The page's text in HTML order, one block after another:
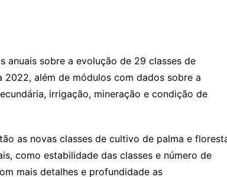
anuais sobre a evolução de 29 classes de
além de módulos com dados sobre a
irrigação, mineração e condição de
as novas classes de cultivo de palma e
como estabilidade das classes e número de
mais detalhes e profundidade as